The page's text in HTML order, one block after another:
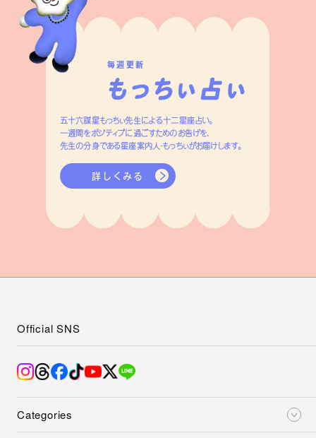
毎週更新
五十六謀星もっちぃ先生による十二星座占い。
一週間をポジティブに過ごすためのお告げを、
先生の分身である星座案内人・もっちぃがお届けします。
詳しくみる
Categories
Official SNS